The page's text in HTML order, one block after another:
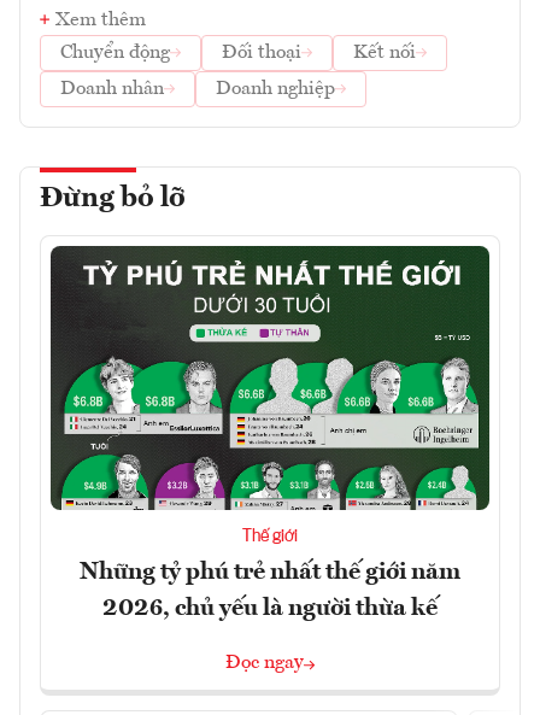
Xem thêm
Chuyển động
Đối thoại
Kết nối
Doanh nhân
Doanh nghiệp
Đừng bỏ lỡ
Thế giới
Những tỷ phú trẻ nhất thế giới năm
2026, chủ yếu là người thừa kế
Đọc ngay